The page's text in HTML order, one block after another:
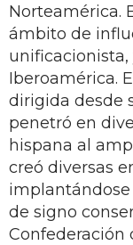
Norteamérica.
ámbito de
Iberoamérica.
dirigida desde
penetró en
hispana al
creó diversas
implantándose
de signo
Confederación